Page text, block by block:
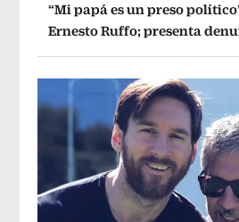
“Mi papá es un preso
Ernesto Ruffo; presenta